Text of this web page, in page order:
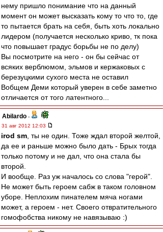
нему пришло понимание что на данный
момент он может высказать кому то что то, где
то пытается брать на себя, быть хоть локально
лидером (получается несколько криво, тк пока
что повышает градус борьбы не по делу)
Вы посмотрите на него - он бы сейчас от
всяких верблюмом, эльмов и кержаковых с
березуцкими сухого места не оставил
Вобщем Деми который уверен в себе заметно
отличается от того латентного...
Abilardo -
31 авг 2012 12:03
irod sm , ты не один. Тоже ждал второй желтой,
да ее и раньше можно было дать - Брых тогда
только потому и не дал, что она стала бы
второй.
И вообще. Раз уж началось со слова "герой".
Не может быть героем сабж в таком головном
уборе. Неплохим пинателем мяча ногами
может, а героем - нет. Своего отвратительного
гомофобства никому не навязываю :)